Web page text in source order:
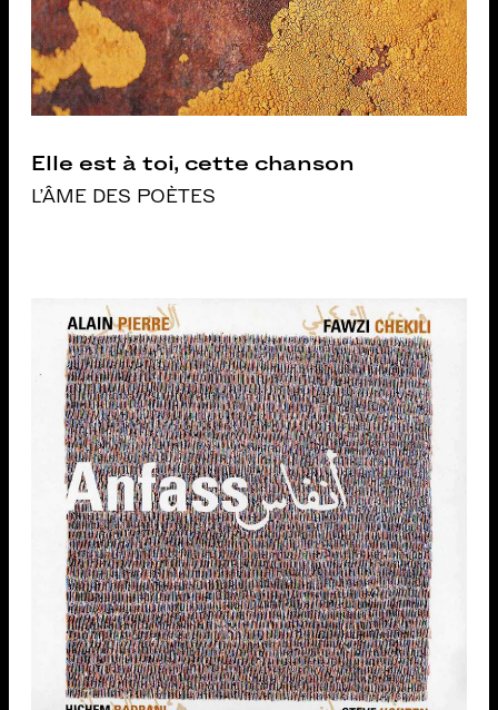
Elle est à toi, cette chanson
L'ÂME DES POÈTES